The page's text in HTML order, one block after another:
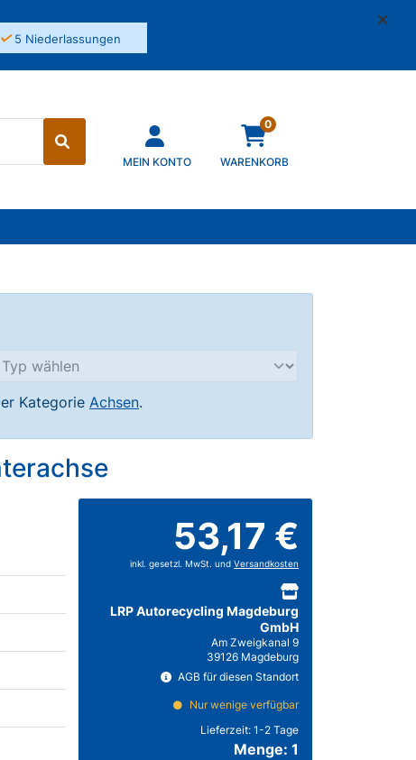
✓5 Niederlassungen
MEIN KONTO
0
WARENKORB
Kategorie Achsen.
53,17 €
inkl. gesetzl. MwSt. und Versandkosten
LRP Autorecycling Magdeburg
GmbH
Am Zweigkanal 9
39126 Magdeburg
AGB für diesen Standort
Nur wenige verfügbar
Lieferzeit: 1-2 Tage
Menge: 1